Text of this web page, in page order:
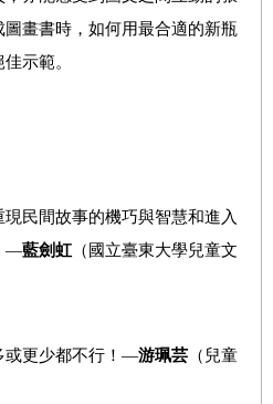
畫書時，如何用最合適的新瓶
示範。
民間故事的機巧與智慧和進入
—藍劍虹 （國立臺東大學兒童文
或更少都不行！—游珮芸 （兒童